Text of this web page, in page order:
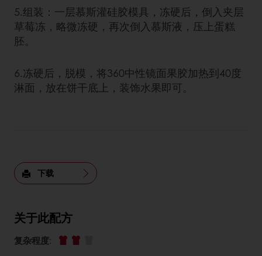
5.组装：一层慕斯灌硅胶模具，冻硬后，倒入夹层
草莓冻，略微冻硬，再次倒入慕斯液，压上蛋糕
胚。
6.冻硬后，脱模，将360中性镜面果胶加热到40度
淋面，放在饼干底上，装饰水果即可。
下载
关于此配方
复杂程度: